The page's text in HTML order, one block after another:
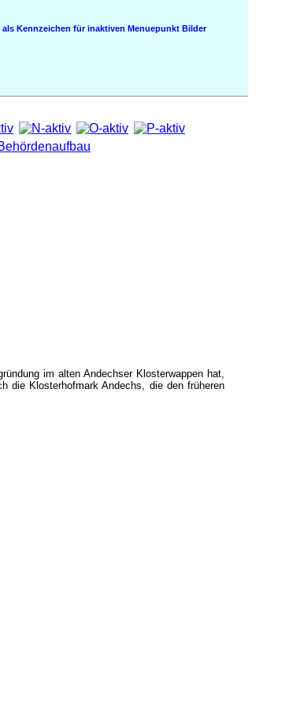
Bilder
im alten Andechser Klosterwappen hat,
die Klosterhofmark Andechs, die den früheren